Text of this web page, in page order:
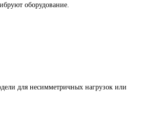
оборудование.
для несимметричных нагрузок или